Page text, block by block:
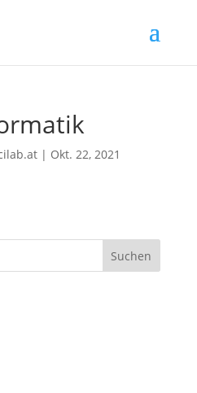
| Okt. 22, 2021